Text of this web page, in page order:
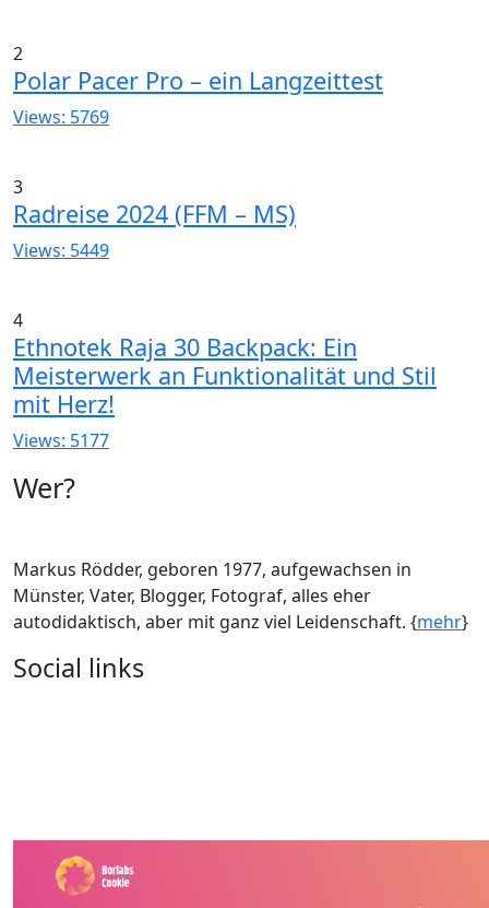
2
Polar Pacer Pro – ein Langzeittest
Views: 5769
3
Radreise 2024 (FFM – MS)
Views: 5449
4
Ethnotek Raja 30 Backpack: Ein
Meisterwerk an Funktionalität und Stil
mit Herz!
Views: 5177
Wer?
Markus Rödder, geboren 1977, aufgewachsen in
Münster, Vater, Blogger, Fotograf, alles eher
autodidaktisch, aber mit ganz viel Leidenschaft. {mehr}
Social links